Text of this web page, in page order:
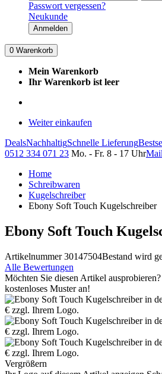
Passwort vergessen?
Neukunde
Anmelden
0 Warenkorb
Mein Warenkorb
Ihr Warenkorb ist leer
Weiter einkaufen
DealsNachhaltigSchnelle Lieferung
0512 334 071 23 Mo. - Fr. 8 - 17 Uhr
Home
Schreibwaren
Kugelschreiber
Ebony Soft Touch Kugelschreiber
Ebony Soft Touch
Artikelnummer 30147504Bestand wird
Alle Bewertungen
Möchten Sie diesen Artikel
kostenloses Muster an!
Vergrößern